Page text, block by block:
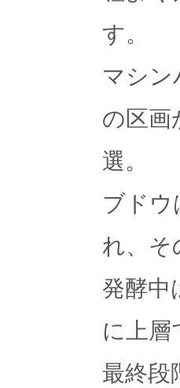
す。
マシ
の区
選。
ブド
れ、そ
発酵中
に上
最終段